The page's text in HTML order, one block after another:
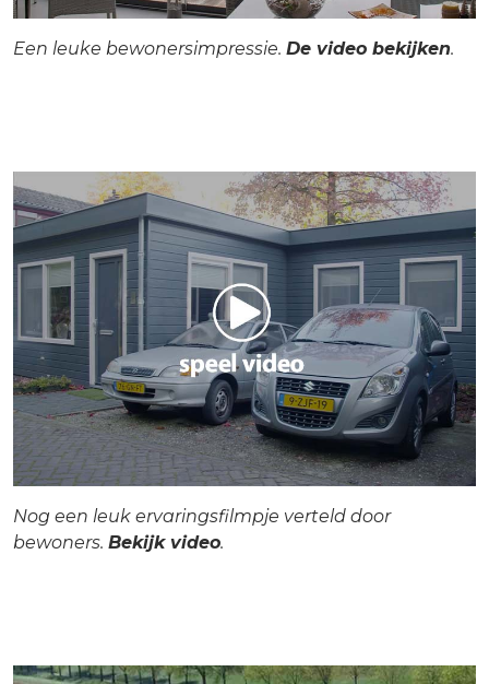
Een leuke bewonersimpressie. De video bekijken.
Nog een leuk ervaringsfilmpje verteld door
bewoners. Bekijk video.